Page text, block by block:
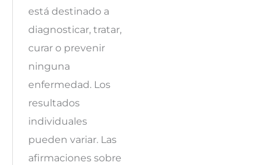
está destinado a
diagnosticar, tratar,
curar o prevenir
ninguna
enfermedad. Los
resultados
individuales
pueden variar. Las
afirmaciones sobre